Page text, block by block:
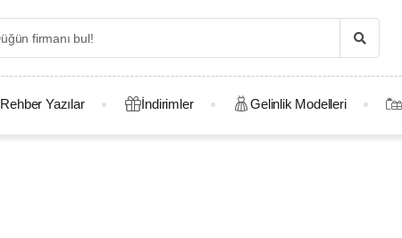
Rehber Yazılar İndirimler Gelinlik Modelleri